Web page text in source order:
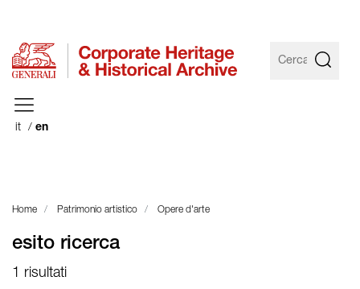
it en
Home Patrimonio artistico Opere d'arte
esito ricerca
1 risultati